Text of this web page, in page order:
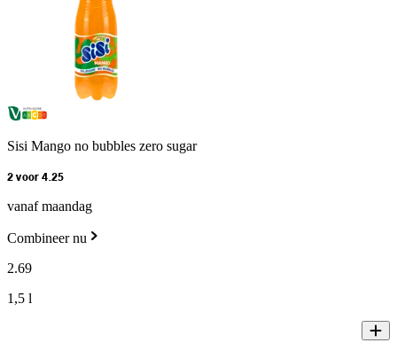
Sisi Mango no bubbles zero sugar
2 voor 4.25
vanaf maandag
Combineer nu
2.69
1,5 l